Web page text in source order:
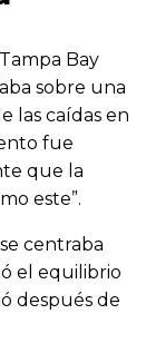
Bay
sobre una
las caídas en
fue
que la
este”.
centraba
el equilibrio
después de